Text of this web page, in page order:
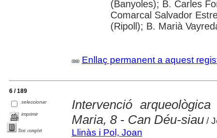
(Banyoles); B. Carles
Comarcal Salvador
(Ripoll); B. Marià
Enllaç permanent a aquest
6 / 189
seleccionar
imprimir
Text complet
Intervenció
Maria, 8 - Can Déu-siau/
Llinàs i Pol, Joan